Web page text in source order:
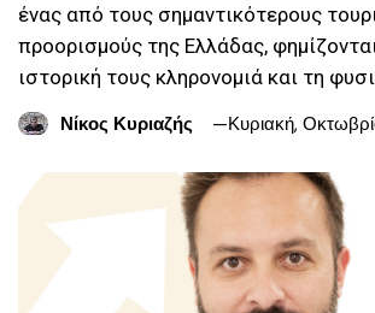
ένας από τους σημαντικότερους
προορισμούς της Ελλάδας,
ιστορική τους κληρονομιά και τη
Νίκος Κυριαζής
Κυριακή,